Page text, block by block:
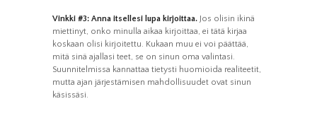
Vinkki #3: Anna itsellesi lupa kirjoittaa. Jos olisin ikinä
miettinyt, onko minulla aikaa kirjoittaa, ei tätä kirjaa
koskaan olisi kirjoitettu. Kukaan muu ei voi päättää,
mitä sinä ajallasi teet, se on sinun oma valintasi.
Suunnitelmissa kannattaa tietysti huomioida realiteetit,
mutta ajan järjestämisen mahdollisuudet ovat sinun
käsissäsi.